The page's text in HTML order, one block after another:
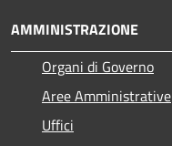
AMMINISTRAZIONE
Organi di Governo
Aree Amministrative
Uffici